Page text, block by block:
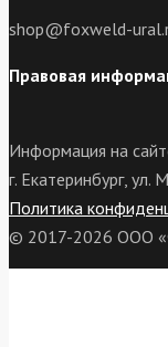
shop@foxweld-
Правовая
Информация на
г. Екатеринбург,
Политика
© 2017-2026 ООО